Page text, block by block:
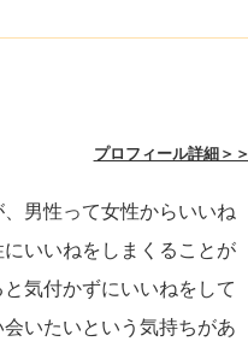
プロフィール詳細＞＞
男性って女性からいいね
いいねをしまくることが
気付かずにいいねをして
いたいという気持ちがあ